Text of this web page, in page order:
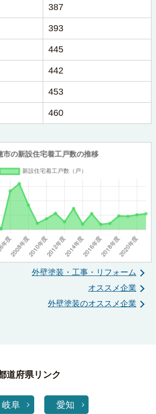
387
393
445
442
453
460
外壁塗装・工事・リフォーム
オススメ企業
外壁塗装のオススメ企業
道府県リンク
岐阜 愛知